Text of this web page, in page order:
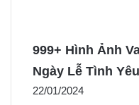
999+ Hình Ảnh
Ngày Lễ Tình
22/01/2024